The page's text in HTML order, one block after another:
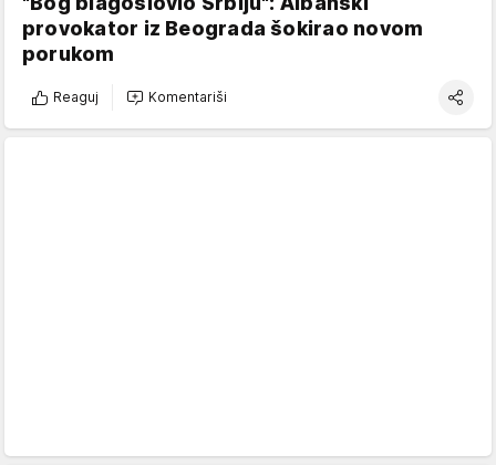
provokator iz Beograda šokirao novom
porukom
Reaguj Komentariši